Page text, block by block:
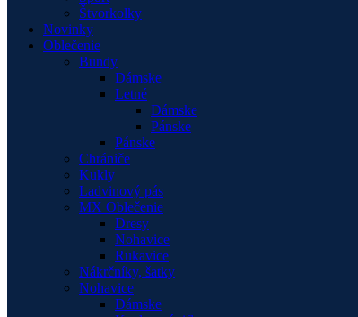
Štvorkolky
Novinky
Oblečenie
Bundy
Dámske
Letné
Dámske
Pánske
Pánske
Chrániče
Kukly
Ladvinový pás
MX Oblečenie
Dresy
Nohavice
Rukavice
Nákrčníky, šatky
Nohavice
Dámske